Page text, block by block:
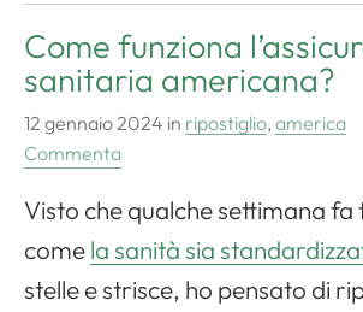
Come funziona
sanitaria americana?
12 gennaio 2024 in ripostiglio, america
Commenta
Visto che qualche settimana
comela sanità sia
stelle e strisce, ho pensato di